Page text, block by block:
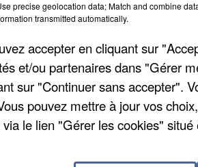
a établi il y a quelque
département. En Ile-de-
des villes. Du nord-
de nombreuses habitations.
precise geolocation data; Match and combine
transmitted automatically.
accepter en cliquant sur
et/ou partenaires dans "Gérer
sur "Continuer sans accepter".
pouvez mettre à jour vos
le lien "Gérer les cookies"